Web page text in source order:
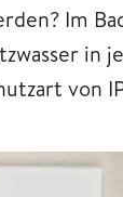
Im
in
von